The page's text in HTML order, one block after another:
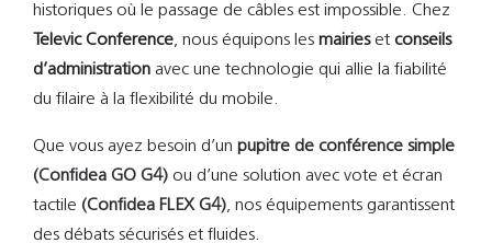
historiques où le passage de câbles est impossible. Chez
Televic Conference, nous équipons les mairieset conseils
d’administration avec une technologie qui allie la fiabilité
du filaire à la flexibilité du mobile.
Que vous ayez besoin d’un pupitre de conférence simple
(Confidea GO G4) ou d’une solution avec vote et écran
tactile (Confidea FLEX G4), nos équipements garantissent
des débats sécurisés et fluides.